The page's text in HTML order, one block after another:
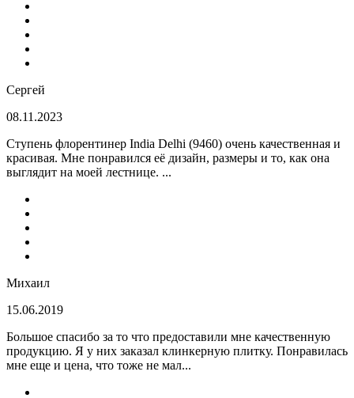
Сергей
08.11.2023
Ступень флорентинер India Delhi (9460) очень качественная и
красивая. Мне понравился её дизайн, размеры и то, как она
выглядит на моей лестнице. ...
Михаил
15.06.2019
Большое спасибо за то что предоставили мне качественную
продукцию. Я у них заказал клинкерную плитку. Понравилась
мне еще и цена, что тоже не мал...